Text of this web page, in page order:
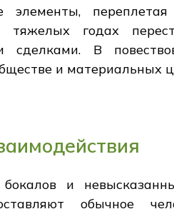
тяжелых годах
В
и материальных
и
обычное